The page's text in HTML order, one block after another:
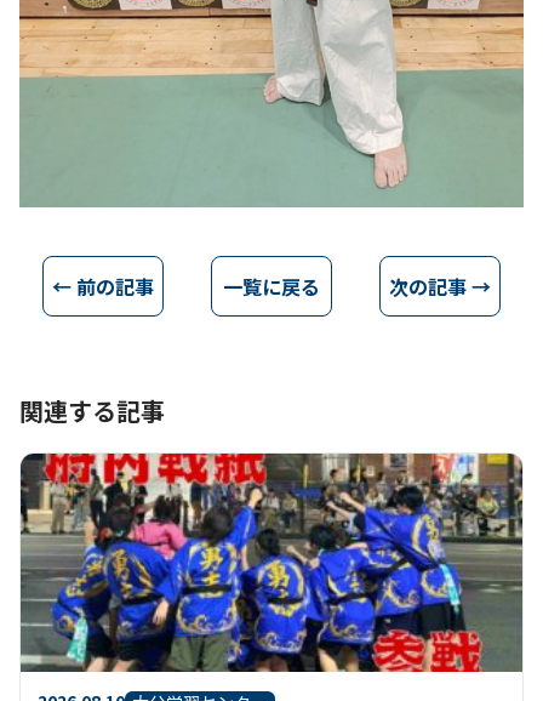
← 前の記事 一覧に戻る 次の記事 →
関連する記事